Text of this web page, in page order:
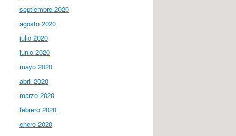
septiembre 2020
agosto 2020
julio 2020
junio 2020
mayo 2020
abril 2020
marzo 2020
febrero 2020
enero 2020